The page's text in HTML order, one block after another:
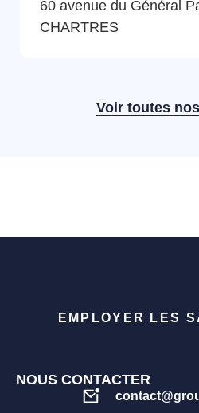
60 avenue du Général
CHARTRES
Voir toutes
EMPLOYER LES
NOUS CONTACTER